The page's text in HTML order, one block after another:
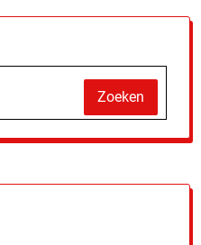
Zoeken